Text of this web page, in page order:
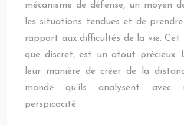
mécanisme de défense, un moyen
les situations tendues et de
rapport aux difficultés de la vie. Cet
que discret, est un atout précieux.
leur manière de créer de la
monde qu’ils analysent avec
perspicacité.